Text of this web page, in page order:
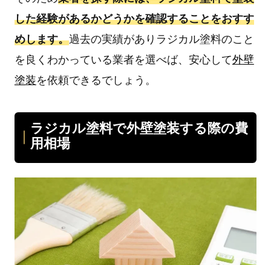
した経験があるかどうかを確認することをおすす
めします。過去の実績がありラジカル塗料のこと
を良くわかっている業者を選べば、安心して外壁
塗装を依頼できるでしょう。
ラジカル塗料で外壁塗装する際の費
用相場